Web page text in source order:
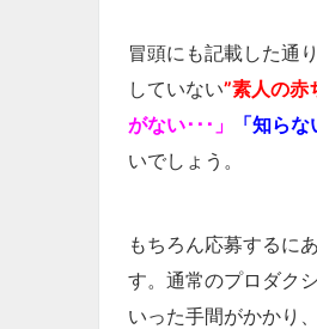
冒頭にも記載した通
していない”素人の赤
がない･･･」
「知ら
いでしょう。
もちろん応募するに
す。通常のプロダク
いった手間がかかり